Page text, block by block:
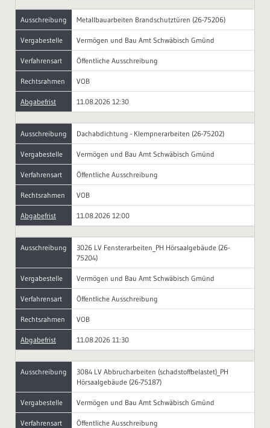
Ausschreibung Metallbauarbeiten Brandschutztüren (26-75206)
Vergabestelle Vermögen und Bau Amt Schwäbisch Gmünd
Verfahrensart Öffentliche Ausschreibung
Rechtsrahmen VOB
Abgabefrist 11.08.2026 12:30
Ausschreibung Dachabdichtung - Klempnerarbeiten (26-75202)
Vergabestelle Vermögen und Bau Amt Schwäbisch Gmünd
Verfahrensart Öffentliche Ausschreibung
Rechtsrahmen VOB
Abgabefrist 11.08.2026 12:00
Ausschreibung
3026 LV Fensterarbeiten_PH Hörsaalgebäude (26-
75204)
Vergabestelle Vermögen und Bau Amt Schwäbisch Gmünd
Verfahrensart Öffentliche Ausschreibung
Rechtsrahmen VOB
Abgabefrist 11.08.2026 11:30
Ausschreibung
3084 LV Abbrucharbeiten (schadstoffbelastet)_PH
Hörsaalgebäude (26-75187)
Vergabestelle Vermögen und Bau Amt Schwäbisch Gmünd
Verfahrensart Öffentliche Ausschreibung